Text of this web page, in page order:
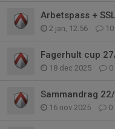
Arbetspass +
2 jan, 12:56 10
Fagerhult cup
18 dec 2025 0
Sammandrag
16 nov 2025 0